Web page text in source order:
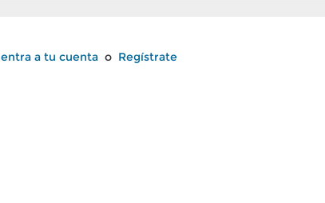
entra a tu cuenta o Regístrate